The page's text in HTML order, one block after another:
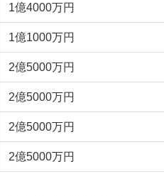
1億4000万円
1億1000万円
2億5000万円
2億5000万円
2億5000万円
2億5000万円